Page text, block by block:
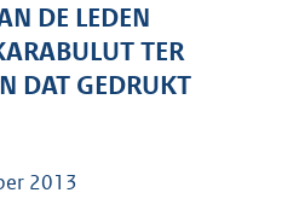
b
DE LEDEN
TER
DAT GEDRUKT
2013